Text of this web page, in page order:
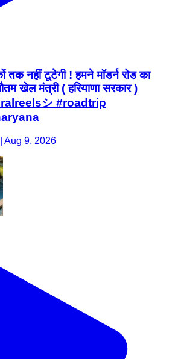
नहीं टूटेगी ! हमने मॉडर्न रोड का
खेल मंत्री ( हरियाणा सरकार )
シ #roadtrip
Aug 9, 2026